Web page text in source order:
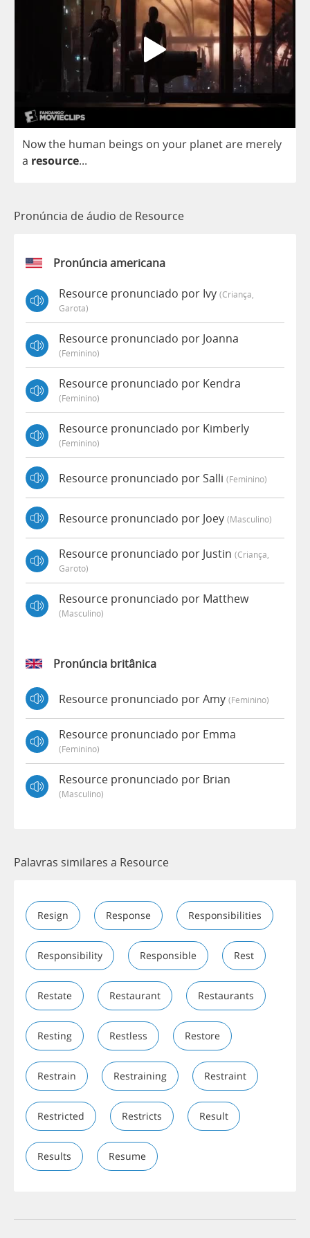
Nowthe human beings on your planetare merely
a resource...
Pronúncia de áudio de Resource
Pronúncia americana
Resource pronunciado por Ivy (criança,
Garota)
Resource pronunciado por Joanna
(feminino)
Resource pronunciado por Kendra
(feminino)
Resource pronunciado por Kimberly
(feminino)
Resource pronunciado por Salli (feminino)
Resource pronunciado por Joey (masculino)
Resource pronunciado por Justin (criança,
Garoto)
Resource pronunciado por Matthew
(masculino)
Pronúncia britânica
Resource pronunciado por Amy (feminino)
Resource pronunciado por Emma
(feminino)
Resource pronunciado por Brian
(masculino)
Palavras similares a Resource
Resign Response Responsibilities
Responsibility Responsible Rest
Restate Restaurant Restaurants
Resting Restless Restore
Restrain Restraining Restraint
Restricted Restricts Result
Results Resume